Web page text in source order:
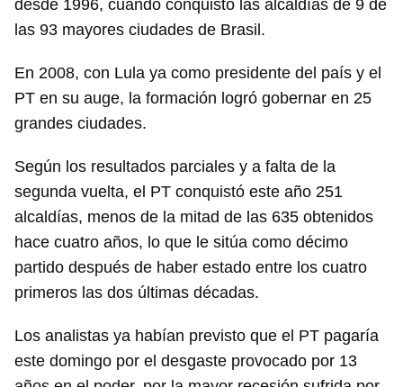
desde 1996, cuando conquistó las alcaldías de 9 de
las 93 mayores ciudades de Brasil.
En 2008, con Lula ya como presidente del país y el
PT en su auge, la formación logró gobernar en 25
grandes ciudades.
Según los resultados parciales y a falta de la
segunda vuelta, el PT conquistó este año 251
alcaldías, menos de la mitad de las 635 obtenidos
hace cuatro años, lo que le sitúa como décimo
partido después de haber estado entre los cuatro
primeros las dos últimas décadas.
Los analistas ya habían previsto que el PT pagaría
este domingo por el desgaste provocado por 13